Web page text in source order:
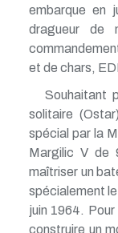
embarque en
dragueur de
et de chars,
Souhaitant
solitaire
spécial par la
Margilic V de
maîtriser un
spécialement
juin 1964.
construire un